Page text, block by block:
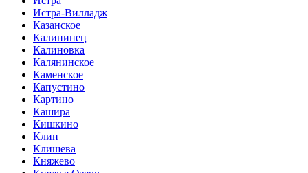
Истра-Вилладж
Казанское
Калининец
Калиновка
Калянинское
Каменское
Капустино
Картино
Кашира
Кишкино
Клин
Клишева
Княжево